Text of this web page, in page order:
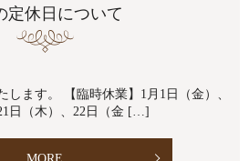
定休日について
します。 【臨時休業】1月1日（金）、
日（木）、22日（金 […]